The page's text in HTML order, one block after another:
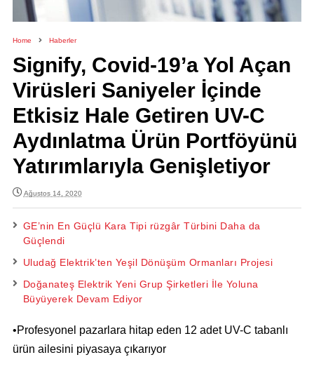
Home Haberler
Signify, Covid-19’a Yol Açan
Virüsleri Saniyeler İçinde
Etkisiz Hale Getiren UV-C
Aydınlatma Ürün Portföyünü
Yatırımlarıyla Genişletiyor
Ağustos 14, 2020
GE’nin En Güçlü Kara Tipi rüzgâr Türbini Daha da
Güçlendi
Uludağ Elektrik’ten Yeşil Dönüşüm Ormanları Projesi
Doğanateş Elektrik Yeni Grup Şirketleri İle Yoluna
Büyüyerek Devam Ediyor
•Profesyonel pazarlara hitap eden 12 adet UV-C tabanlı
ürün ailesini piyasaya çıkarıyor